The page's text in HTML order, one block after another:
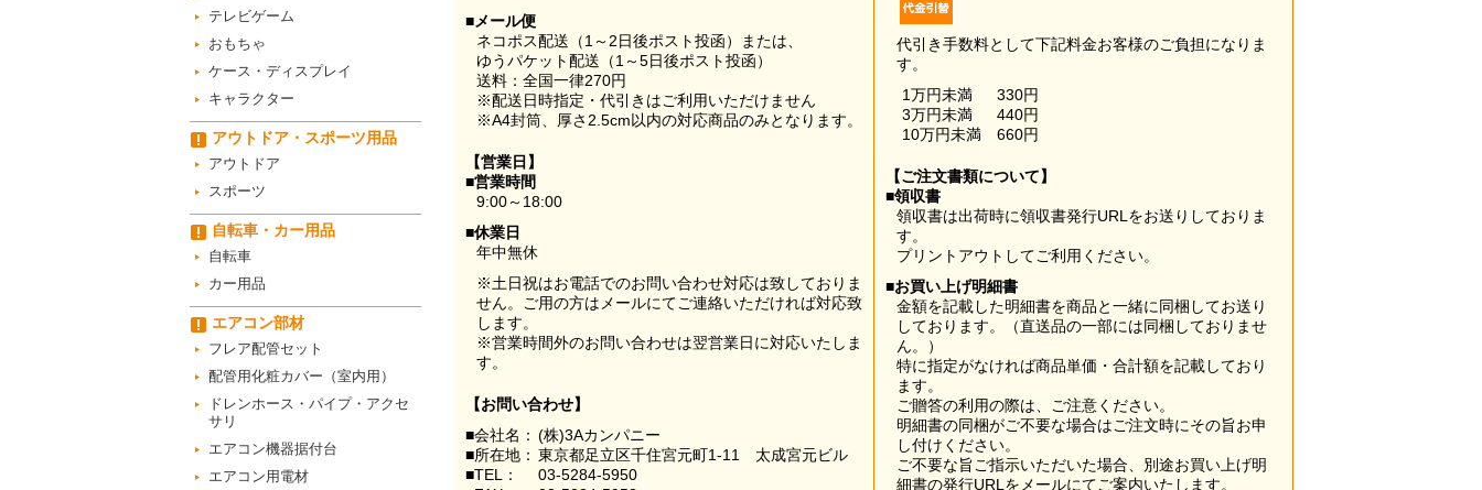
テレビゲーム
おもちゃ
ケース・ディスプレイ
キャラクター
アウトドア・スポーツ用品
アウトドア
スポーツ
自転車・カー用品
自転車
カー用品
エアコン部材
フレア配管セット
配管用化粧カバー（室内用）
ドレンホース・パイプ・アクセ
サリ
エアコン機器据付台
エアコン用電材
■メール便
ネコポス配送（1～2日後ポスト投函）または、
ゆうパケット配送（1～5日後ポスト投函）
送料：全国一律270円
※配送日時指定・代引きはご利用いただけません
※A4封筒、厚さ2.5cm以内の対応商品のみとなります。
【営業日】
■営業時間
9:00～18:00
■休業日
年中無休
※土日祝はお電話でのお問い合わせ対応は致しておりま
せん。ご用の方はメールにてご連絡いただければ対応致
します。
※営業時間外のお問い合わせは翌営業日に対応いたしま
す。
【お問い合わせ】
■会社名： (株)3Aカンパニー
■所在地： 東京都足立区千住宮元町1-11 太成宮元ビル
■TEL：
03-5284-5950
代引き手数料として下記料金お客様のご負担になりま
す。
1万円未満
330円
3万円未満
440円
10万円未満
660円
【ご注文書類について】
■領収書
領収書は出荷時に領収書発行URLをお送りしておりま
す。
プリントアウトしてご利用ください。
■お買い上げ明細書
金額を記載した明細書を商品と一緒に同梱してお送り
しております。（直送品の一部には同梱しておりませ
ん。）
特に指定がなければ商品単価・合計額を記載しており
ます。
ご贈答の利用の際は、ご注意ください。
明細書の同梱がご不要な場合はご注文時にその旨お申
し付けください。
ご不要な旨ご指示いただいた場合、別途お買い上げ明
細書の発行URLをメールにてご案内いたします。